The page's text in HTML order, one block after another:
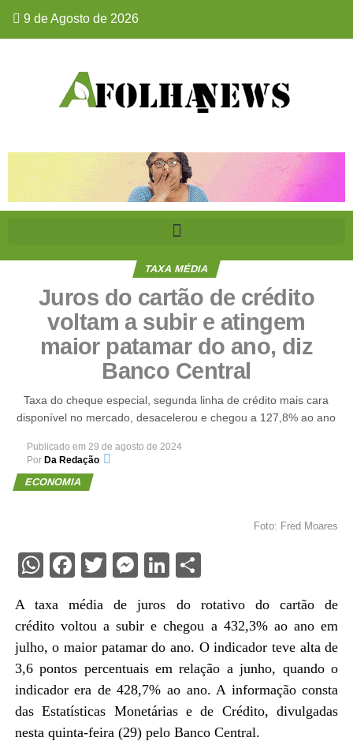
9 de Agosto de 2026
TAXA MÉDIA
Juros do cartão de crédito
voltam a subir e atingem
maior patamar do ano, diz
Banco Central
Taxa do cheque especial, segunda linha de crédito mais cara
disponível no mercado, desacelerou e chegou a 127,8% ao ano
Publicado em 29 de agosto de 2024
Por Da Redação
ECONOMIA
Foto: Fred Moares
WhatsApp
Facebook
Twitter
Messenger
LinkedIn
Share
A taxa média de juros do rotativo do cartão de
crédito voltou a subir e chegou a 432,3% ao ano em
julho, o maior patamar do ano. O indicador teve alta de
3,6 pontos percentuais em relação a junho, quando o
indicador era de 428,7% ao ano. A informação consta
das Estatísticas Monetárias e de Crédito, divulgadas
nesta quinta-feira (29) pelo Banco Central.